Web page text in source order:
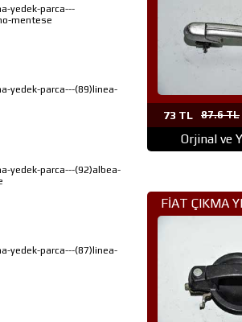
yedek-parca---
mentese
yedek-parca---(89)linea-
yedek-parca---(92)albea-
yedek-parca---(87)linea-
73 TL 87.6 TL
Orjinal ve
FİAT ÇIKMA